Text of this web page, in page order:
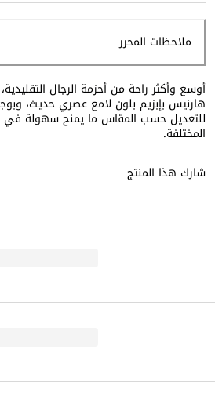
ملاحظات المحرر
أوسع وأكثر راحة من أحزمة الرجال
هارنيس بإبزيم بلون لامع عصري حديث،
للتعديل حسب المقاس ما يمنح سهولة في
المختلفة.
شارك هذا المنتج